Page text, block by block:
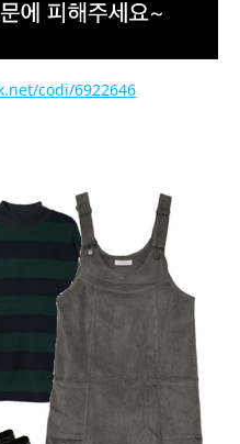
codi/6922646